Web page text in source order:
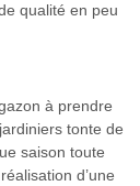
qualité en peu
à prendre
tonte de
saison toute
d’une